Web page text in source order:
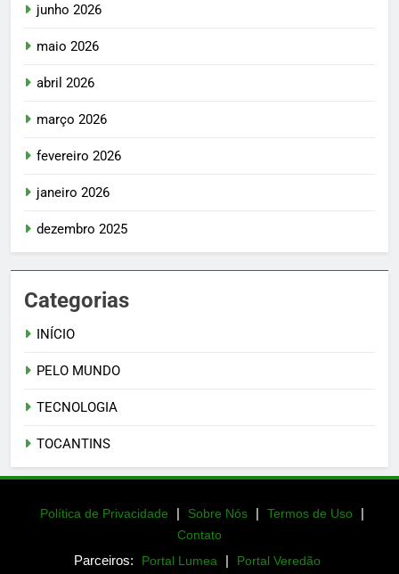
junho 2026
maio 2026
abril 2026
março 2026
fevereiro 2026
janeiro 2026
dezembro 2025
Categorias
INÍCIO
PELO MUNDO
TECNOLOGIA
TOCANTINS
Política de Privacidade | Sobre Nós | Termos de Uso |
Contato
Parceiros: Portal Lumea | Portal Veredão